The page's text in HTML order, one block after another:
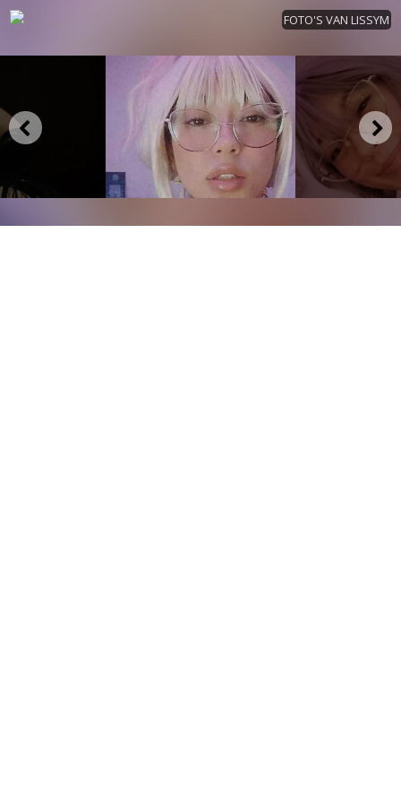
FOTO'S VAN LISSYM